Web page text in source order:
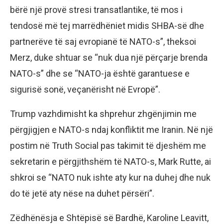
bërë një provë stresi transatlantike, të mos i
tendosë më tej marrëdhëniet midis SHBA-së dhe
partnerëve të saj evropianë të NATO-s”, theksoi
Merz, duke shtuar se “nuk dua një përçarje brenda
NATO-s” dhe se “NATO-ja është garantuese e
sigurisë sonë, veçanërisht në Evropë”.
Trump vazhdimisht ka shprehur zhgënjimin me
përgjigjen e NATO-s ndaj konfliktit me Iranin. Në një
postim në Truth Social pas takimit të djeshëm me
sekretarin e përgjithshëm të NATO-s, Mark Rutte, ai
shkroi se “NATO nuk ishte aty kur na duhej dhe nuk
do të jetë aty nëse na duhet përsëri”.
Zëdhënësja e Shtëpisë së Bardhë, Karoline Leavitt,